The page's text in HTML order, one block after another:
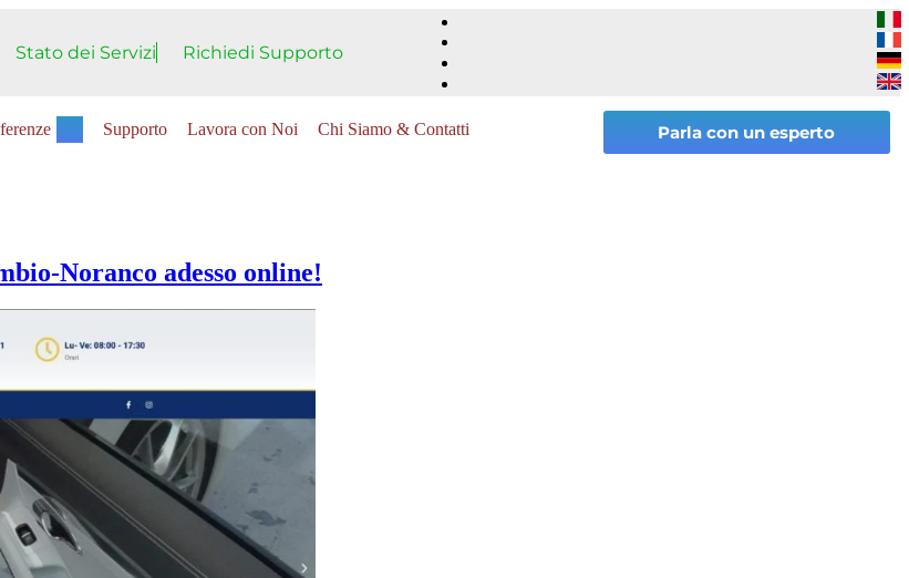
Stato dei Servizi Richiedi Supporto
Supporto Lavora con Noi Chi Siamo & Contatti Parla con un esperto
Noranco adesso online!